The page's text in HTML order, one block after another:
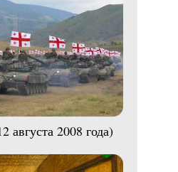
августа 2008 года)